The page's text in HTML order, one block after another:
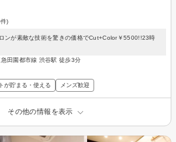
)
ンが素敵な技術を驚きの価格でCut+Color￥5500!!23時
田園都市線 渋谷駅 徒歩3分
が貯まる・使える メンズ歓迎
その他の情報を表示